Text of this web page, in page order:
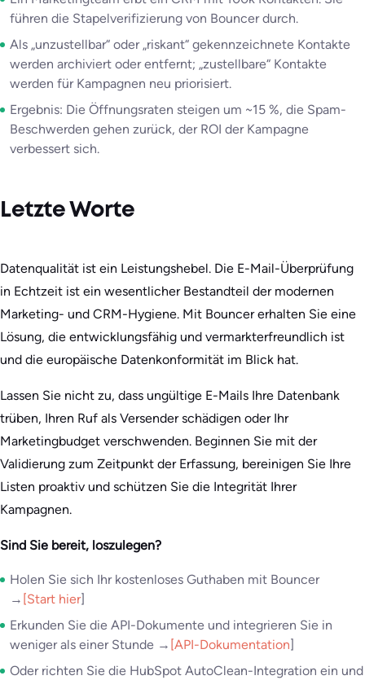
führen die Stapelverifizierung von Bouncer durch.
Als „unzustellbar“ oder „riskant“ gekennzeichnete Kontakte
werden archiviert oder entfernt; „zustellbare“ Kontakte
werden für Kampagnen neu priorisiert.
Ergebnis: Die Öffnungsraten steigen um ~15 %, die Spam-
Beschwerden gehen zurück, der ROI der Kampagne
verbessert sich.
Letzte Worte
Datenqualität ist ein Leistungshebel. Die E-Mail-Überprüfung
in Echtzeit ist ein wesentlicher Bestandteil der modernen
Marketing- und CRM-Hygiene. Mit Bouncer erhalten Sie eine
Lösung, die entwicklungsfähig und vermarkterfreundlich ist
und die europäische Datenkonformität im Blick hat.
Lassen Sie nicht zu, dass ungültige E-Mails Ihre Datenbank
trüben, Ihren Ruf als Versender schädigen oder Ihr
Marketingbudget verschwenden. Beginnen Sie mit der
Validierung zum Zeitpunkt der Erfassung, bereinigen Sie Ihre
Listen proaktiv und schützen Sie die Integrität Ihrer
Kampagnen.
Sind Sie bereit, loszulegen?
Holen Sie sich Ihr kostenloses Guthaben mit Bouncer
→ [Start hier]
Erkunden Sie die API-Dokumente und integrieren Sie in
weniger als einer Stunde → [API-Dokumentation]
Oder richten Sie die HubSpot AutoClean-Integration ein und